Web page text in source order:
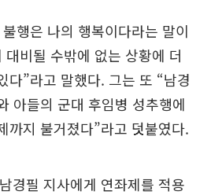
행은 나의 행복이다라는 말이
비될 수밖에 없는 상황에 더
다”라고 말했다. 그는 또 “남경
아들의 군대 후임병 성추행에
까지 불거졌다”라고 덧붙였다.
경필 지사에게 연좌제를 적용